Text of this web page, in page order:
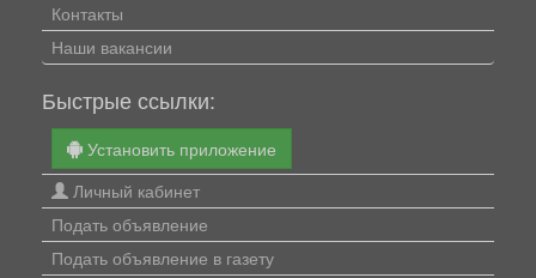
Контакты
Наши вакансии
Быстрые ссылки:
Установить приложение
Личный кабинет
Подать объявление
Подать объявление в газету